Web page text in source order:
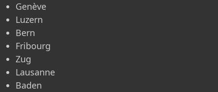
Genève
Luzern
Bern
Fribourg
Zug
Lausanne
Baden